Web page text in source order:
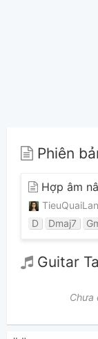
Phiên
Hợp âm
D Dmaj7
Guitar
Chưa